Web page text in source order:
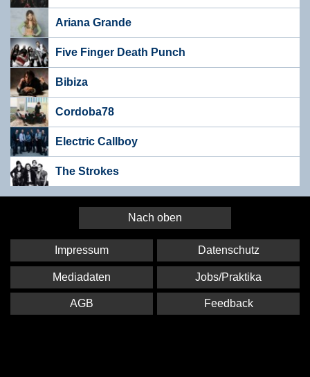
Ariana Grande
Five Finger Death Punch
Bibiza
Cordoba78
Electric Callboy
The Strokes
Nach oben
Impressum Datenschutz
Mediadaten Jobs/Praktika
AGB Feedback